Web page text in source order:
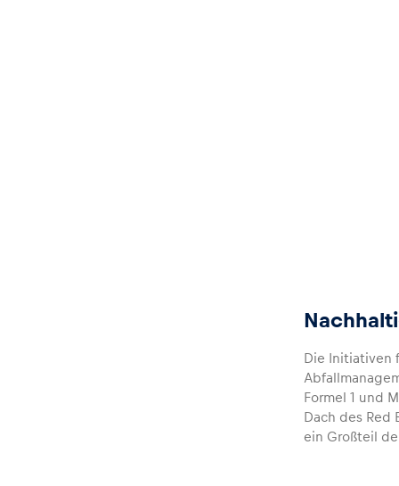
Die Initiativen
Formel 1 und
Dach des Red
ein Großteil